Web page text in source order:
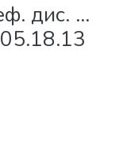
дис. ...